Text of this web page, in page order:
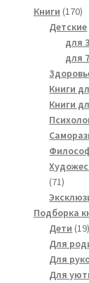
Книги 170170
Детские
для
для
Книги
Книги
7171
Подборка
Дети 19
Для
Для
Для